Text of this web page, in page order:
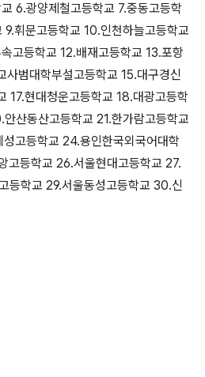
6.광양제철고등학교 7.중동고등학
휘문고등학교 10.인천하늘고등학교
고등학교 12.배재고등학교 13.포항
사범대학부설고등학교 15.대구경신
17.현대청운고등학교 18.대광고등학
산동산고등학교 21.한가람고등학교
고등학교 24.용인한국외국어대학
고등학교 26.서울현대고등학교 27.
등학교 29.서울동성고등학교 30.신